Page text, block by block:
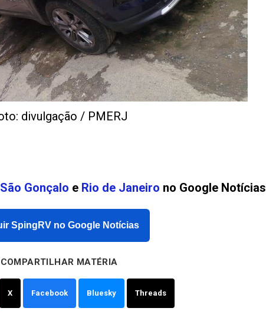
divulgação / PMERJ
São Gonçalo e Rio de Janeiro no Google Notícias
SpingRV no Google Notícias
COMPARTILHAR MATÉRIA
X Facebook Bluesky Threads